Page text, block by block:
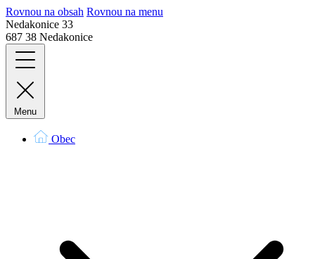
Rovnou na obsah Rovnou na menu
Nedakonice 33
687 38 Nedakonice
Menu
Obec